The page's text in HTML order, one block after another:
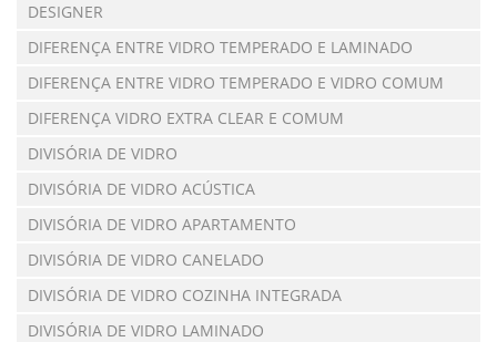
DESIGNER
DIFERENÇA ENTRE VIDRO TEMPERADO E LAMINADO
DIFERENÇA ENTRE VIDRO TEMPERADO E VIDRO COMUM
DIFERENÇA VIDRO EXTRA CLEAR E COMUM
DIVISÓRIA DE VIDRO
DIVISÓRIA DE VIDRO ACÚSTICA
DIVISÓRIA DE VIDRO APARTAMENTO
DIVISÓRIA DE VIDRO CANELADO
DIVISÓRIA DE VIDRO COZINHA INTEGRADA
DIVISÓRIA DE VIDRO LAMINADO